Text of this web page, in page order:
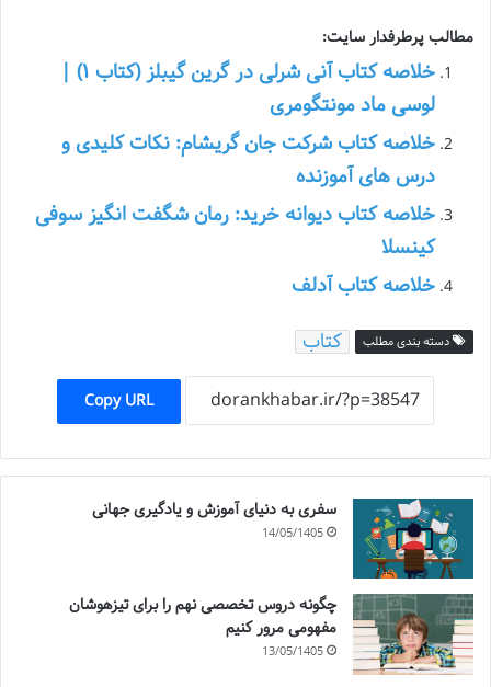
مطالب پرطرفدار سایت:
خلاصه کتاب آنی شرلی در گرین گیبلز (کتاب ۱) |
لوسی ماد مونتگومری
خلاصه کتاب شرکت جان گریشام: نکات کلیدی و
درس های آموزنده
خلاصه کتاب دیوانه خرید: رمان شگفت انگیز سوفی
کینسلا
خلاصه کتاب آدلف
دسته بندی مطلب کتاب
Copy URL
سفری به دنیای آموزش و یادگیری جهانی
14/05/1405
چگونه دروس تخصصی نهم را برای تیزهوشان
مفهومی مرور کنیم
13/05/1405